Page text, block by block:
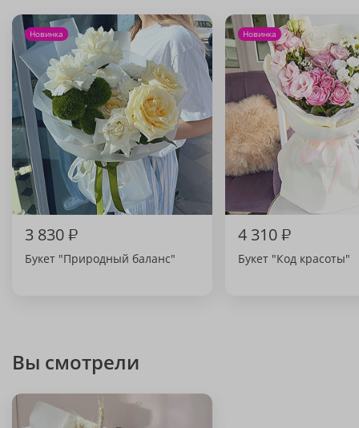
Новинка
3 830₽
Букет "Природный баланс"
Новинка
4 310₽
Букет "Код красоты"
Вы смотрели